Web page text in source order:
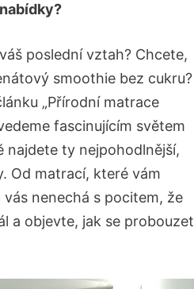
poslední vztah? Chcete,
smoothie bez cukru?
„Přírodní matrace
fascinujícím světem
najdete ty nejpohodlnější,
Od matrací, které vám
nenechá s pocitem, že
a objevte, jak se probouzet